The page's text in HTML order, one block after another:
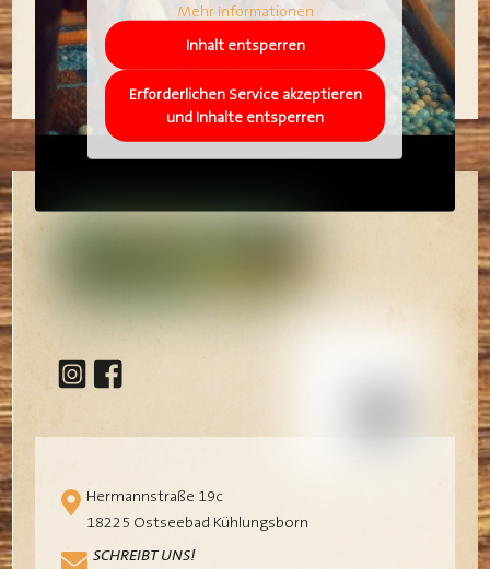
Mehr Informationen
Inhalt entsperren
Erforderlichen Service akzeptieren
und Inhalte entsperren
Hermannstraße 19c
18225 Ostseebad Kühlungsborn
SCHREIBT UNS!